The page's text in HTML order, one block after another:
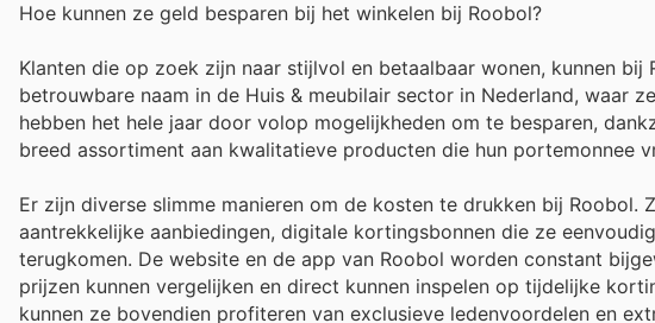
Hoe kunnen ze geld besparen bij het winkelen bij Roobol?
Klanten die op zoek zijn naar stijlvol en betaalbaar wonen, kunnen
betrouwbare naam in de Huis & meubilair sector in Nederland, waar
hebben het hele jaar door volop mogelijkheden om te besparen,
breed assortiment aan kwalitatieve producten die hun portemonnee
Er zijn diverse slimme manieren om de kosten te drukken bij
aantrekkelijke aanbiedingen, digitale kortingsbonnen die ze
terugkomen. De website en de app van Roobol worden constant
prijzen kunnen vergelijken en direct kunnen inspelen op tijdelijke
kunnen ze bovendien profiteren van exclusieve ledenvoordelen en